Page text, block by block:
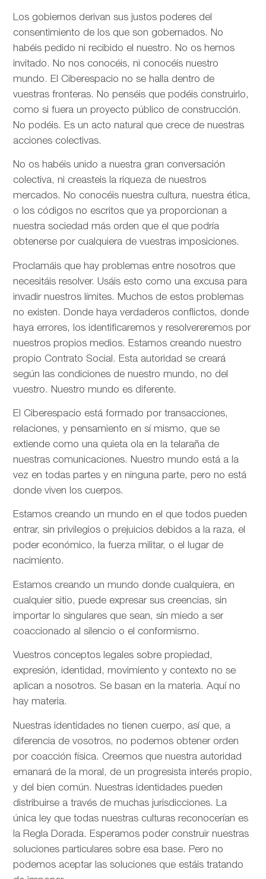
Los gobiernos derivan sus justos poderes del
consentimiento de los que son gobernados. No
habéis pedido ni recibido el nuestro. No os hemos
invitado. No nos conocéis, ni conocéis nuestro
mundo. El Ciberespacio no se halla dentro de
vuestras fronteras. No penséis que podéis construirlo,
como si fuera un proyecto público de construcción.
No podéis. Es un acto natural que crece de nuestras
acciones colectivas.
No os habéis unido a nuestra gran conversación
colectiva, ni creasteis la riqueza de nuestros
mercados. No conocéis nuestra cultura, nuestra ética,
o los códigos no escritos que ya proporcionan a
nuestra sociedad más orden que el que podría
obtenerse por cualquiera de vuestras imposiciones.
Proclamáis que hay problemas entre nosotros que
necesitáis resolver. Usáis esto como una excusa para
invadir nuestros límites. Muchos de estos problemas
no existen. Donde haya verdaderos conflictos, donde
haya errores, los identificaremos y resolvereremos por
nuestros propios medios. Estamos creando nuestro
propio Contrato Social. Esta autoridad se creará
según las condiciones de nuestro mundo, no del
vuestro. Nuestro mundo es diferente.
El Ciberespacio está formado por transacciones,
relaciones, y pensamiento en sí mismo, que se
extiende como una quieta ola en la telaraña de
nuestras comunicaciones. Nuestro mundo está a la
vez en todas partes y en ninguna parte, pero no está
donde viven los cuerpos.
Estamos creando un mundo en el que todos pueden
entrar, sin privilegios o prejuicios debidos a la raza, el
poder económico, la fuerza militar, o el lugar de
nacimiento.
Estamos creando un mundo donde cualquiera, en
cualquier sitio, puede expresar sus creencias, sin
importar lo singulares que sean, sin miedo a ser
coaccionado al silencio o el conformismo.
Vuestros conceptos legales sobre propiedad,
expresión, identidad, movimiento y contexto no se
aplican a nosotros. Se basan en la materia. Aquí no
hay materia.
Nuestras identidades no tienen cuerpo, así que, a
diferencia de vosotros, no podemos obtener orden
por coacción física. Creemos que nuestra autoridad
emanará de la moral, de un progresista interés propio,
y del bien común. Nuestras identidades pueden
distribuirse a través de muchas jurisdicciones. La
única ley que todas nuestras culturas reconocerían es
la Regla Dorada. Esperamos poder construir nuestras
soluciones particulares sobre esa base. Pero no
podemos aceptar las soluciones que estáis tratando